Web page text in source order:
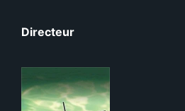
Directeur